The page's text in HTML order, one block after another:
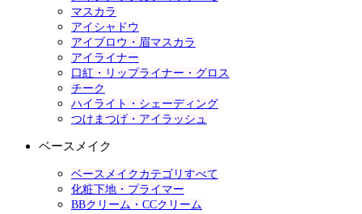
マスカラ
アイシャドウ
アイブロウ・眉マスカラ
アイライナー
口紅・リップライナー・グロス
チーク
ハイライト・シェーディング
つけまつげ・アイラッシュ
ベースメイク
ベースメイクカテゴリすべて
化粧下地・プライマー
BBクリーム・CCクリーム